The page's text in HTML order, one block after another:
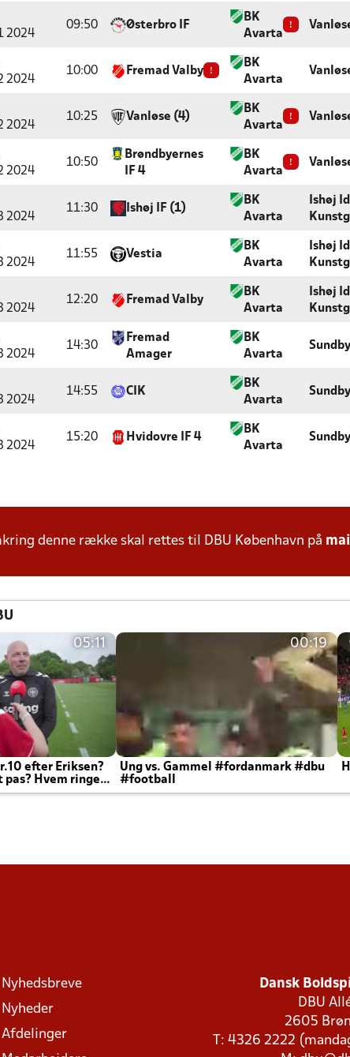
2024
09:50 Østerbro IF
BK
Avarta
!
2024
10:00 Fremad Valby !
BK
Avarta
2024
10:25 Vanløse (4)
BK
Avarta
!
2024
10:50
Brøndbyernes
IF 4
BK
Avarta
!
2024
11:30 Ishøj IF (1)
BK
Avarta
Ishøj
2024
11:55 Vestia
BK
Avarta
Ishøj
2024
12:20 Fremad Valby
BK
Avarta
Ishøj
2024
14:30
Fremad
Amager
BK
Avarta
2024
14:55 CIK
BK
Avarta
2024
15:20 Hvidovre IF 4
BK
Avarta
denne række skal rettes til DBU København på mail
05:11
efter Eriksen?
pas? Hvem ringer
kampe?
00:19
Ung vs. Gammel #fordanmark #dbu
#football
Nyhedsbreve
Nyheder
Afdelinger
Dansk
DBU
2605
T: 4326 2222